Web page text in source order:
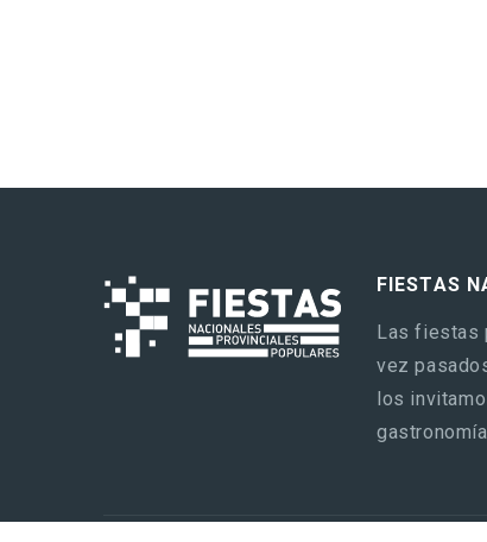
FIESTAS
Las fiestas
vez
los